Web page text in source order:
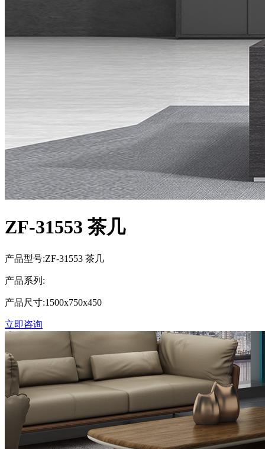
ZF-31553 茶几
产品型号:ZF-31553 茶几
产品系列:
产品尺寸:1500x750x450
立即咨询